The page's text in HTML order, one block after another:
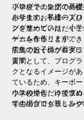
プログラミングの基
おります。私達のプ
ングサービスは、小
ゲームを作ります。
小学校での集団での
小学生のお子様一人
グを進めていただく
ームを作ることがで
学生のお子様が着実
ます。
広島で近くのプログ
質問として、プログ
クとなるイメージが
ているため、キーボ
ウスの操作だけで進
ての場合でも親しみ
小学校でも、今後プ
学生のプログラミン